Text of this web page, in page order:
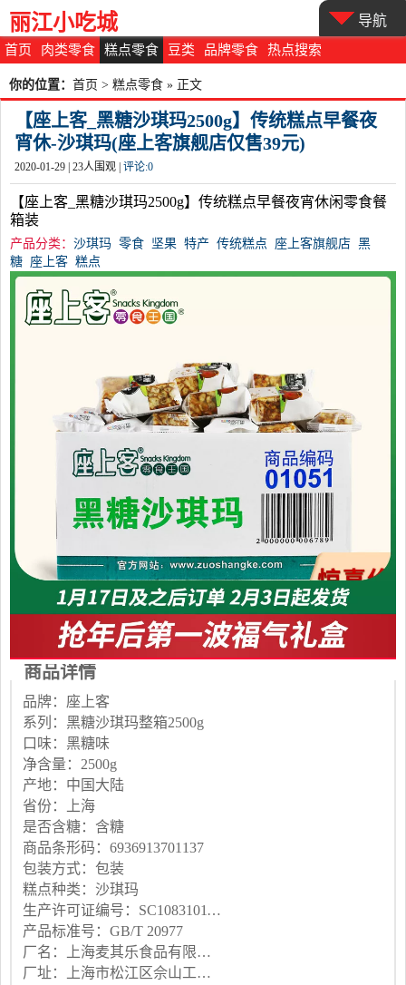
首页 肉类零食 糕点零食 豆类 品牌零食 热点搜索
丽江小吃城 导航
你的位置： 首页 > 糕点零食 » 正文
【座上客_黑糖沙琪玛2500g】传统糕点早餐夜
宵休-沙琪玛(座上客旗舰店仅售39元)
2020-01-29 | 23人围观 | 评论:0
【座上客_黑糖沙琪玛2500g】传统糕点早餐夜宵休闲零食餐
箱装
产品分类： 沙琪玛 零食 坚果 特产 传统糕点 座上客旗舰店 黑
糖 座上客 糕点
商品详情
品牌：座上客
系列：黑糖沙琪玛整箱2500g
口味：黑糖味
净含量：2500g
产地：中国大陆
省份：上海
是否含糖：含糖
商品条形码：6936913701137
包装方式：包装
糕点种类：沙琪玛
生产许可证编号：SC10831011701174
产品标准号：GB/T 20977
厂名：上海麦其乐食品有限公司
厂址：上海市松江区佘山工业区陶干路228号4幢;